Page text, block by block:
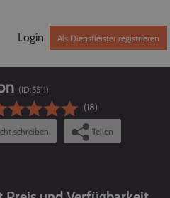
Login Als Dienstleister registrieren
(ID:5511)
(18)
schreiben Teilen